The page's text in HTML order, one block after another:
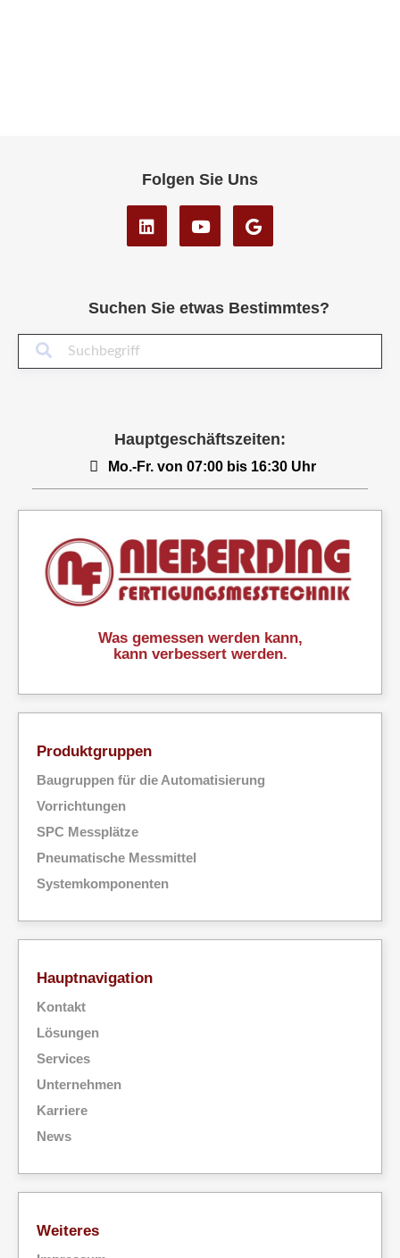
Hauptgeschäftszeiten:
Mo.-Fr. von 07:00 bis 16:30 Uhr
Suchen Sie etwas Bestimmtes?
Folgen Sie Uns
Was gemessen werden kann,
kann verbessert werden.
Produktgruppen
Baugruppen für die Automatisierung
Vorrichtungen
SPC Messplätze
Pneumatische Messmittel
Systemkomponenten
Hauptnavigation
Kontakt
Lösungen
Services
Unternehmen
Karriere
News
Weiteres